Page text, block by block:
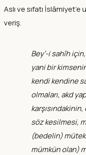
Aslı ve sıfatı
veriş.
Bey‘-i sahîh için,
yani bir
kendi kendine
olmaları, akd
söz kesilmesi,
(bedelin)
mümkün olan)